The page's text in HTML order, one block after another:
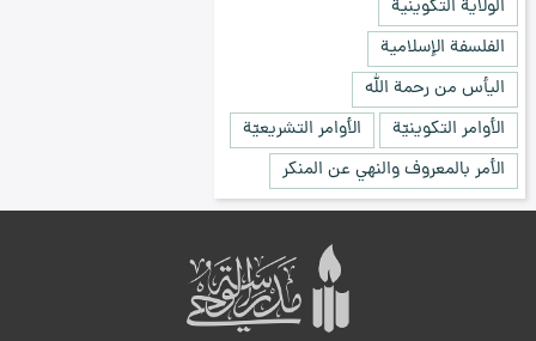
الولاية التكوينية
الفلسفة الإسلامية
اليأس من رحمة الله
الأوامر التكوينيّة
الأوامر التشريعيّة
الأمر بالمعروف والنهي عن المنكر